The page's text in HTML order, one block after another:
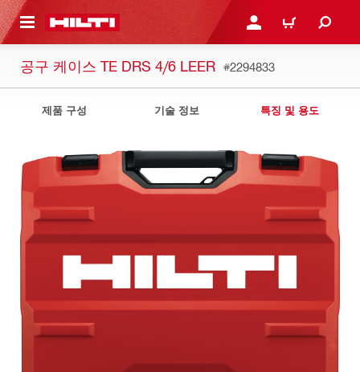
으로 건너뛰기 로그인 또는 회원가입
장바구니
공구 케이스 TE DRS 4/6 LEER #2294833
제품 구성 기술 정보 특징 및 용도